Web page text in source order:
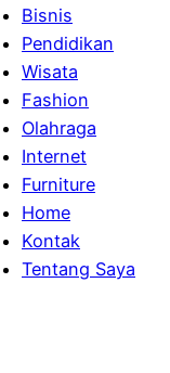
Bisnis
Pendidikan
Wisata
Fashion
Olahraga
Internet
Furniture
Home
Kontak
Tentang Saya